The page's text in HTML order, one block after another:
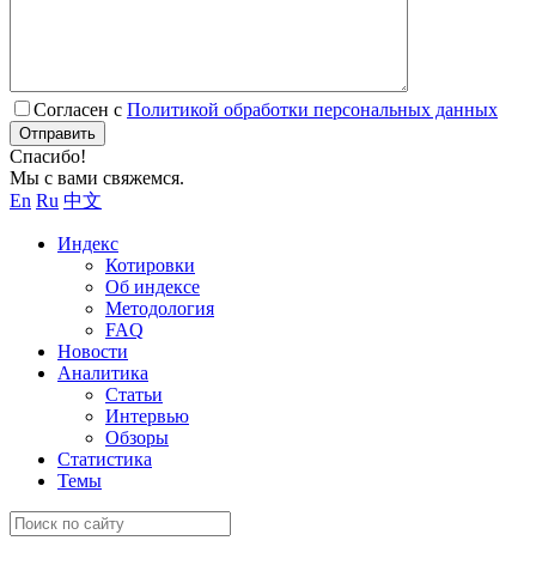
Согласен с Политикой обработки персональных данных
Отправить
Спасибо!
Мы с вами свяжемся.
En Ru 中文
Индекс
Котировки
Об индексе
Методология
FAQ
Новости
Аналитика
Статьи
Интервью
Обзоры
Статистика
Темы